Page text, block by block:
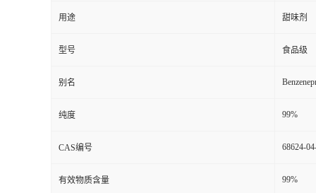
用途 甜味剂
型号 食品级
别名
纯度 99%
CAS编号 68624-
有效物质含量 99%